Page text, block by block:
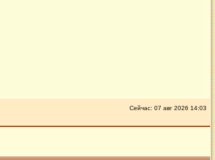
Сейчас: 07 авг 2026 14:03